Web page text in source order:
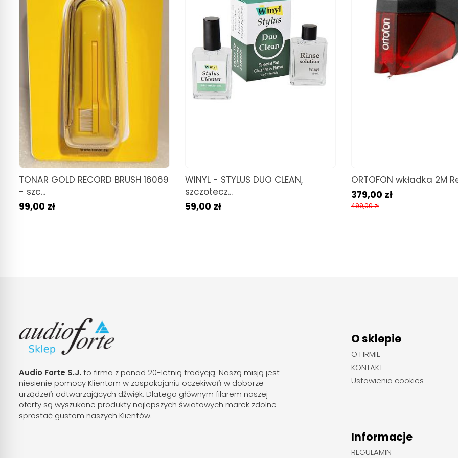
TONAR GOLD RECORD BRUSH 16069
- szc...
99,00 zł
WINYL - STYLUS DUO CLEAN,
szczotecz...
59,00 zł
ORTOFON wkładka 2M
379,00 zł
499,00 zł
Audio Forte S.J. to firma z ponad 20-letnią tradycją. Naszą misją jest
niesienie pomocy Klientom w zaspokajaniu oczekiwań w doborze
urządzeń odtwarzających dźwięk. Dlatego głównym filarem naszej
oferty są wyszukane produkty najlepszych światowych marek zdolne
sprostać gustom naszych Klientów.
O sklepie
O FIRMIE
KONTAKT
Ustawienia cookies
Informacje
REGULAMIN